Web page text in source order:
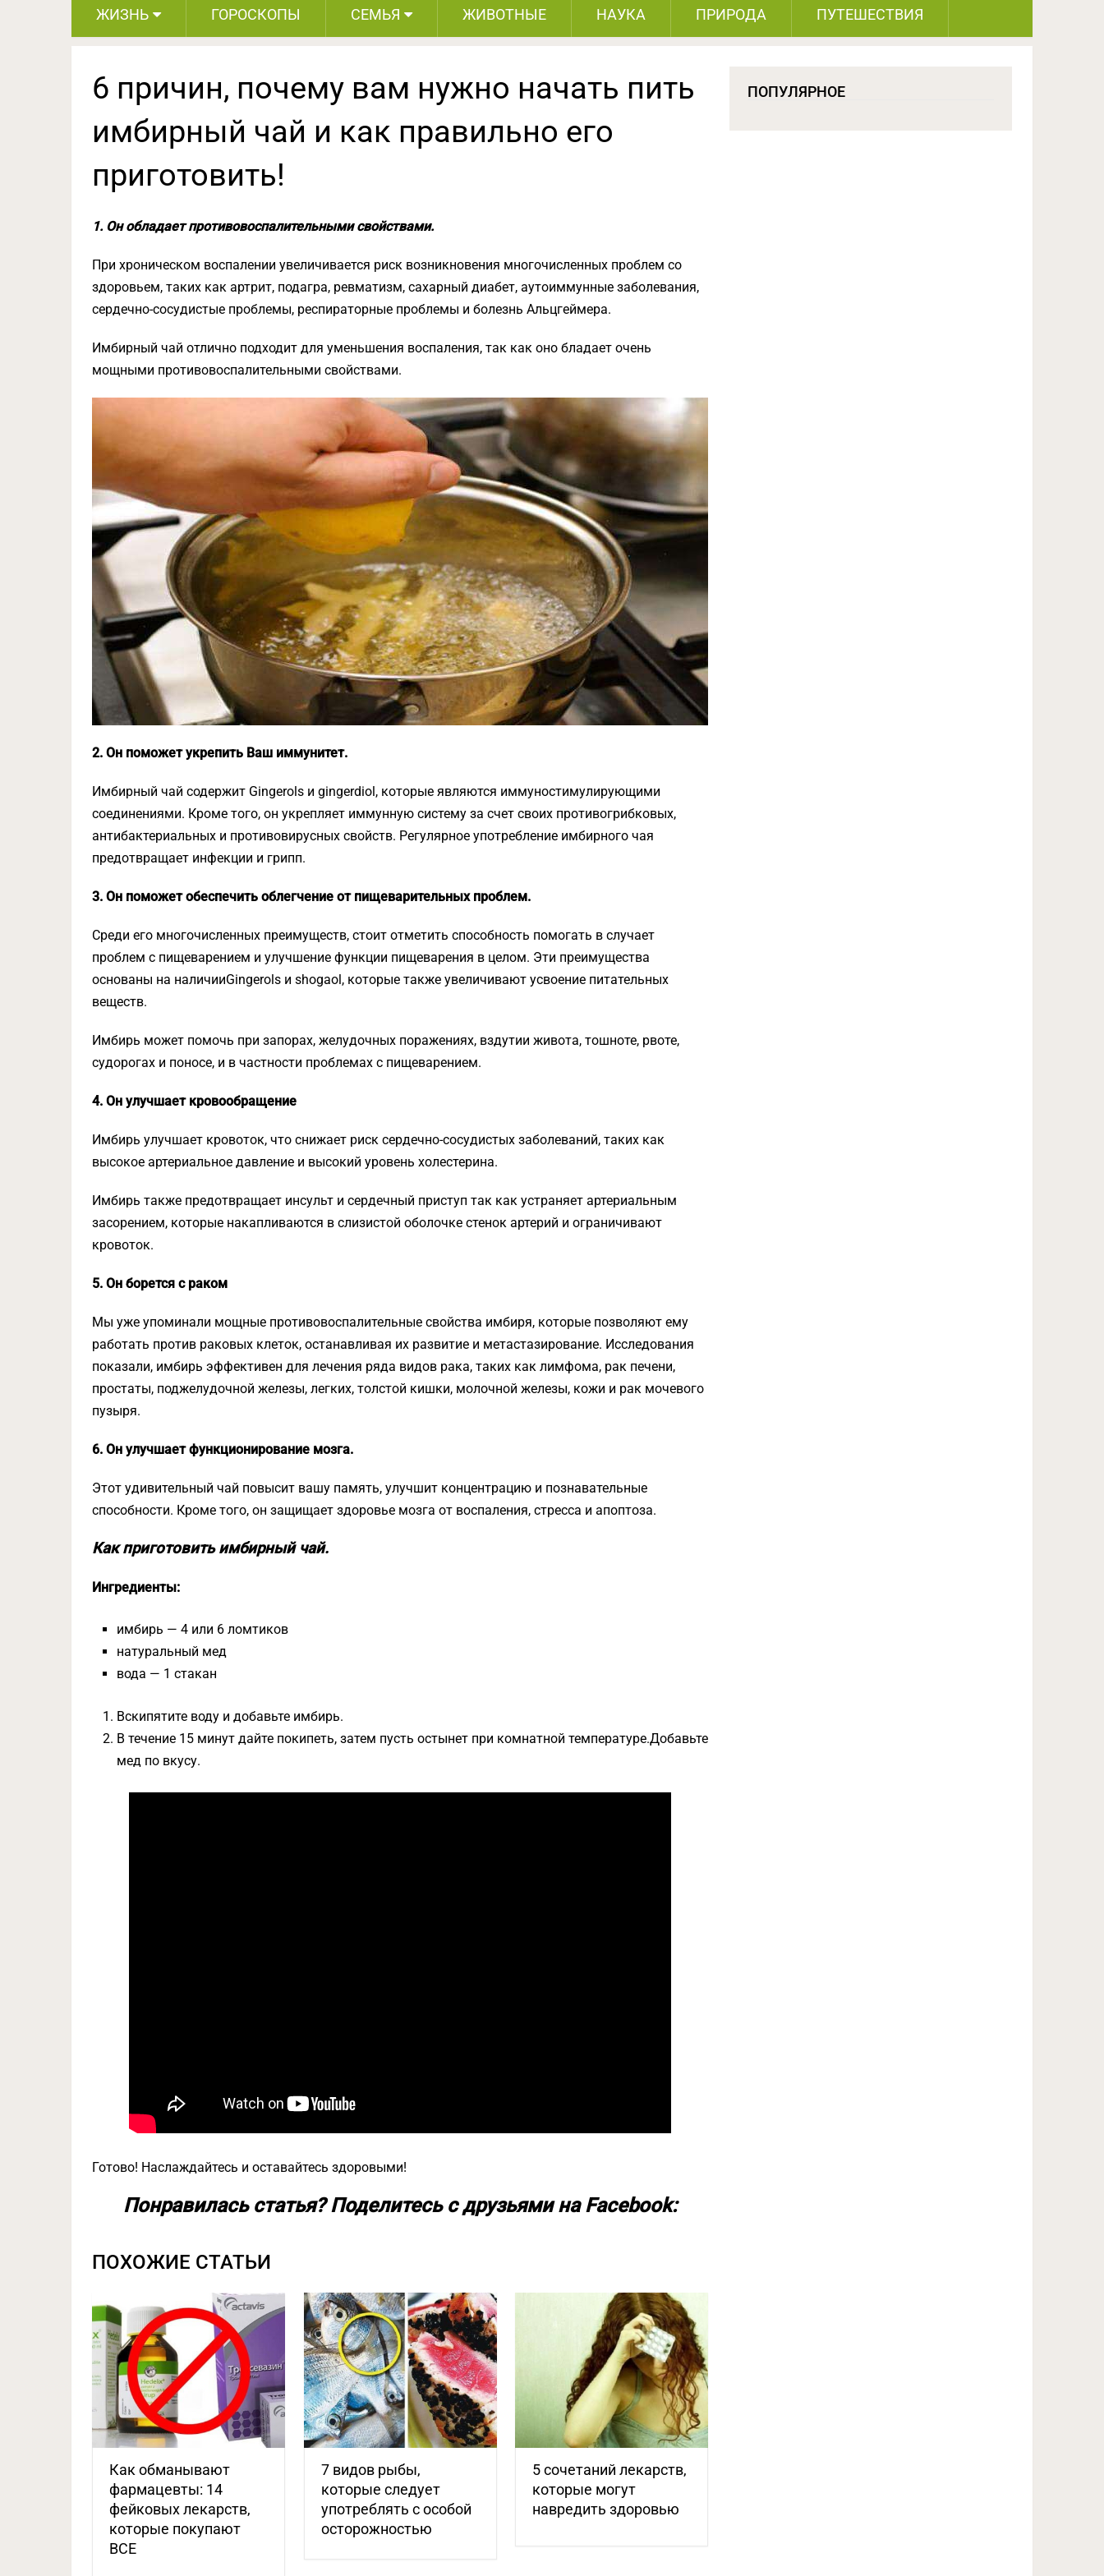
ЖИЗНЬ ГОРОСКОПЫ СЕМЬЯ ЖИВОТНЫЕ НАУКА ПРИРОДА ПУТЕШЕСТВИЯ
6 причин, почему вам нужно начать пить
имбирный чай и как правильно его
приготовить!
1. Он обладает противовоспалительными свойствами.
При хроническом воспалении увеличивается риск возникновения многочисленных проблем со
здоровьем, таких как артрит, подагра, ревматизм, сахарный диабет, аутоиммунные заболевания,
сердечно-сосудистые проблемы, респираторные проблемы и болезнь Альцгеймера.
Имбирный чай отлично подходит для уменьшения воспаления, так как оно бладает очень
мощными противовоспалительными свойствами.
2. Он поможет укрепить Ваш иммунитет.
Имбирный чай содержит Gingerols и gingerdiol, которые являются иммуностимулирующими
соединениями. Кроме того, он укрепляет иммунную систему за счет своих противогрибковых,
антибактериальных и противовирусных свойств. Регулярное употребление имбирного чая
предотвращает инфекции и грипп.
3. Он поможет обеспечить облегчение от пищеварительных проблем.
Среди его многочисленных преимуществ, стоит отметить способность помогать в случает
проблем с пищеварением и улучшение функции пищеварения в целом. Эти преимущества
основаны на наличииGingerols и shogaol, которые также увеличивают усвоение питательных
веществ.
Имбирь может помочь при запорах, желудочных поражениях, вздутии живота, тошноте, рвоте,
судорогах и поносе, и в частности проблемах с пищеварением.
4. Он улучшает кровообращение
Имбирь улучшает кровоток, что снижает риск сердечно-сосудистых заболеваний, таких как
высокое артериальное давление и высокий уровень холестерина.
Имбирь также предотвращает инсульт и сердечный приступ так как устраняет артериальным
засорением, которые накапливаются в слизистой оболочке стенок артерий и ограничивают
кровоток.
5. Он борется с раком
Мы уже упоминали мощные противовоспалительные свойства имбиря, которые позволяют ему
работать против раковых клеток, останавливая их развитие и метастазирование. Исследования
показали, имбирь эффективен для лечения ряда видов рака, таких как лимфома, рак печени,
простаты, поджелудочной железы, легких, толстой кишки, молочной железы, кожи и рак мочевого
пузыря.
6. Он улучшает функционирование мозга.
Этот удивительный чай повысит вашу память, улучшит концентрацию и познавательные
способности. Кроме того, он защищает здоровье мозга от воспаления, стресса и апоптоза.
Как приготовить имбирный чай.
Ингредиенты:
имбирь — 4 или 6 ломтиков
натуральный мед
вода — 1 стакан
Вскипятите воду и добавьте имбирь.
В течение 15 минут дайте покипеть, затем пусть остынет при комнатной температуре.Добавьте
мед по вкусу.
Готово! Наслаждайтесь и оставайтесь здоровыми!
Понравилась статья? Поделитесь с друзьями на Facebook:
ПОХОЖИЕ СТАТЬИ
Как обманывают
фармацевты: 14
фейковых лекарств,
которые покупают
ВСЕ
7 видов рыбы,
которые следует
употреблять с особой
осторожностью
5 сочетаний лекарств,
которые могут
навредить здоровью
ПОПУЛЯРНОЕ